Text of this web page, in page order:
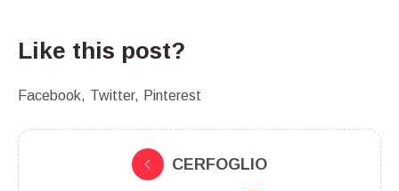
Like this post?
Facebook Twitter Pinterest
CERFOGLIO